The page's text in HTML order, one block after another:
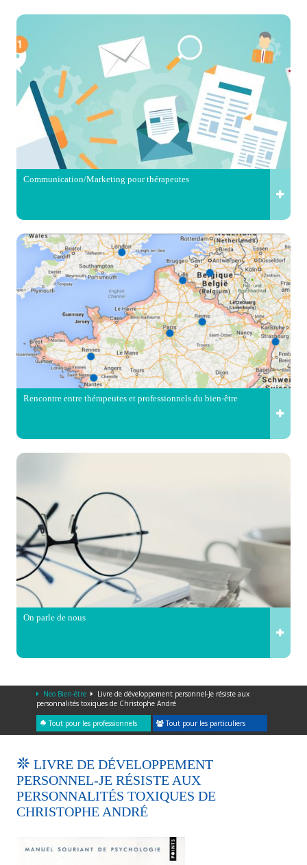
Communication/Marketing pour thérapeutes
Rencontre entre thérapeutes et professionnels du bien-être
On parle de nous
Neo Bien-être
Livre de développement personnel-Je résiste aux
personnalités toxiques de Christophe André
Tout pour les professionnels Tout pour les particuliers
LIVRE DE DÉVELOPPEMENT
PERSONNEL-JE RÉSISTE AUX
PERSONNALITÉS TOXIQUES DE
CHRISTOPHE ANDRÉ